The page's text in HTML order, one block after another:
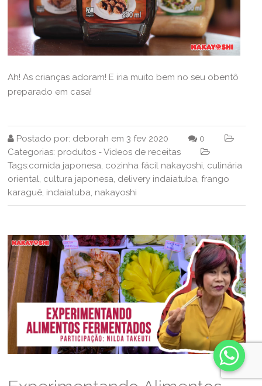
Ah! As crianças adoram! E iria muito bem no seu obentô
preparado em casa!
Postado por: deborah em3 fev 2020
0
Categorias: produtos -Videos de receitas
Tags:comida japonesa cozinha fácil nakayoshi culinária
oriental cultura japonesa delivery indaiatuba frango
karaguê indaiatuba nakayoshi